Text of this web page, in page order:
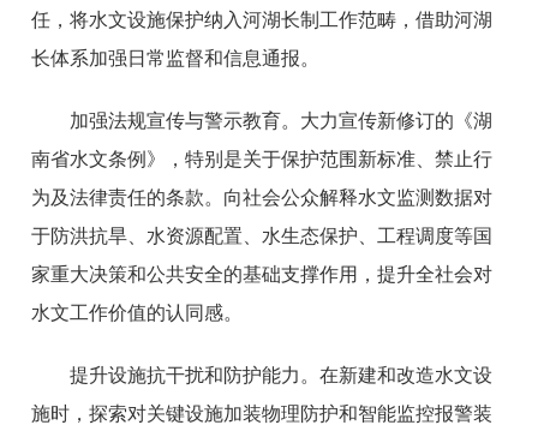
任，将水文设施保护纳入河湖长制工作范畴，借助河湖
长体系加强日常监督和信息通报。
加强法规宣传与警示教育。大力宣传新修订的《湖
南省水文条例》，特别是关于保护范围新标准、禁止行
为及法律责任的条款。向社会公众解释水文监测数据对
于防洪抗旱、水资源配置、水生态保护、工程调度等国
家重大决策和公共安全的基础支撑作用，提升全社会对
水文工作价值的认同感。
提升设施抗干扰和防护能力。在新建和改造水文设
施时，探索对关键设施加装物理防护和智能监控报警装